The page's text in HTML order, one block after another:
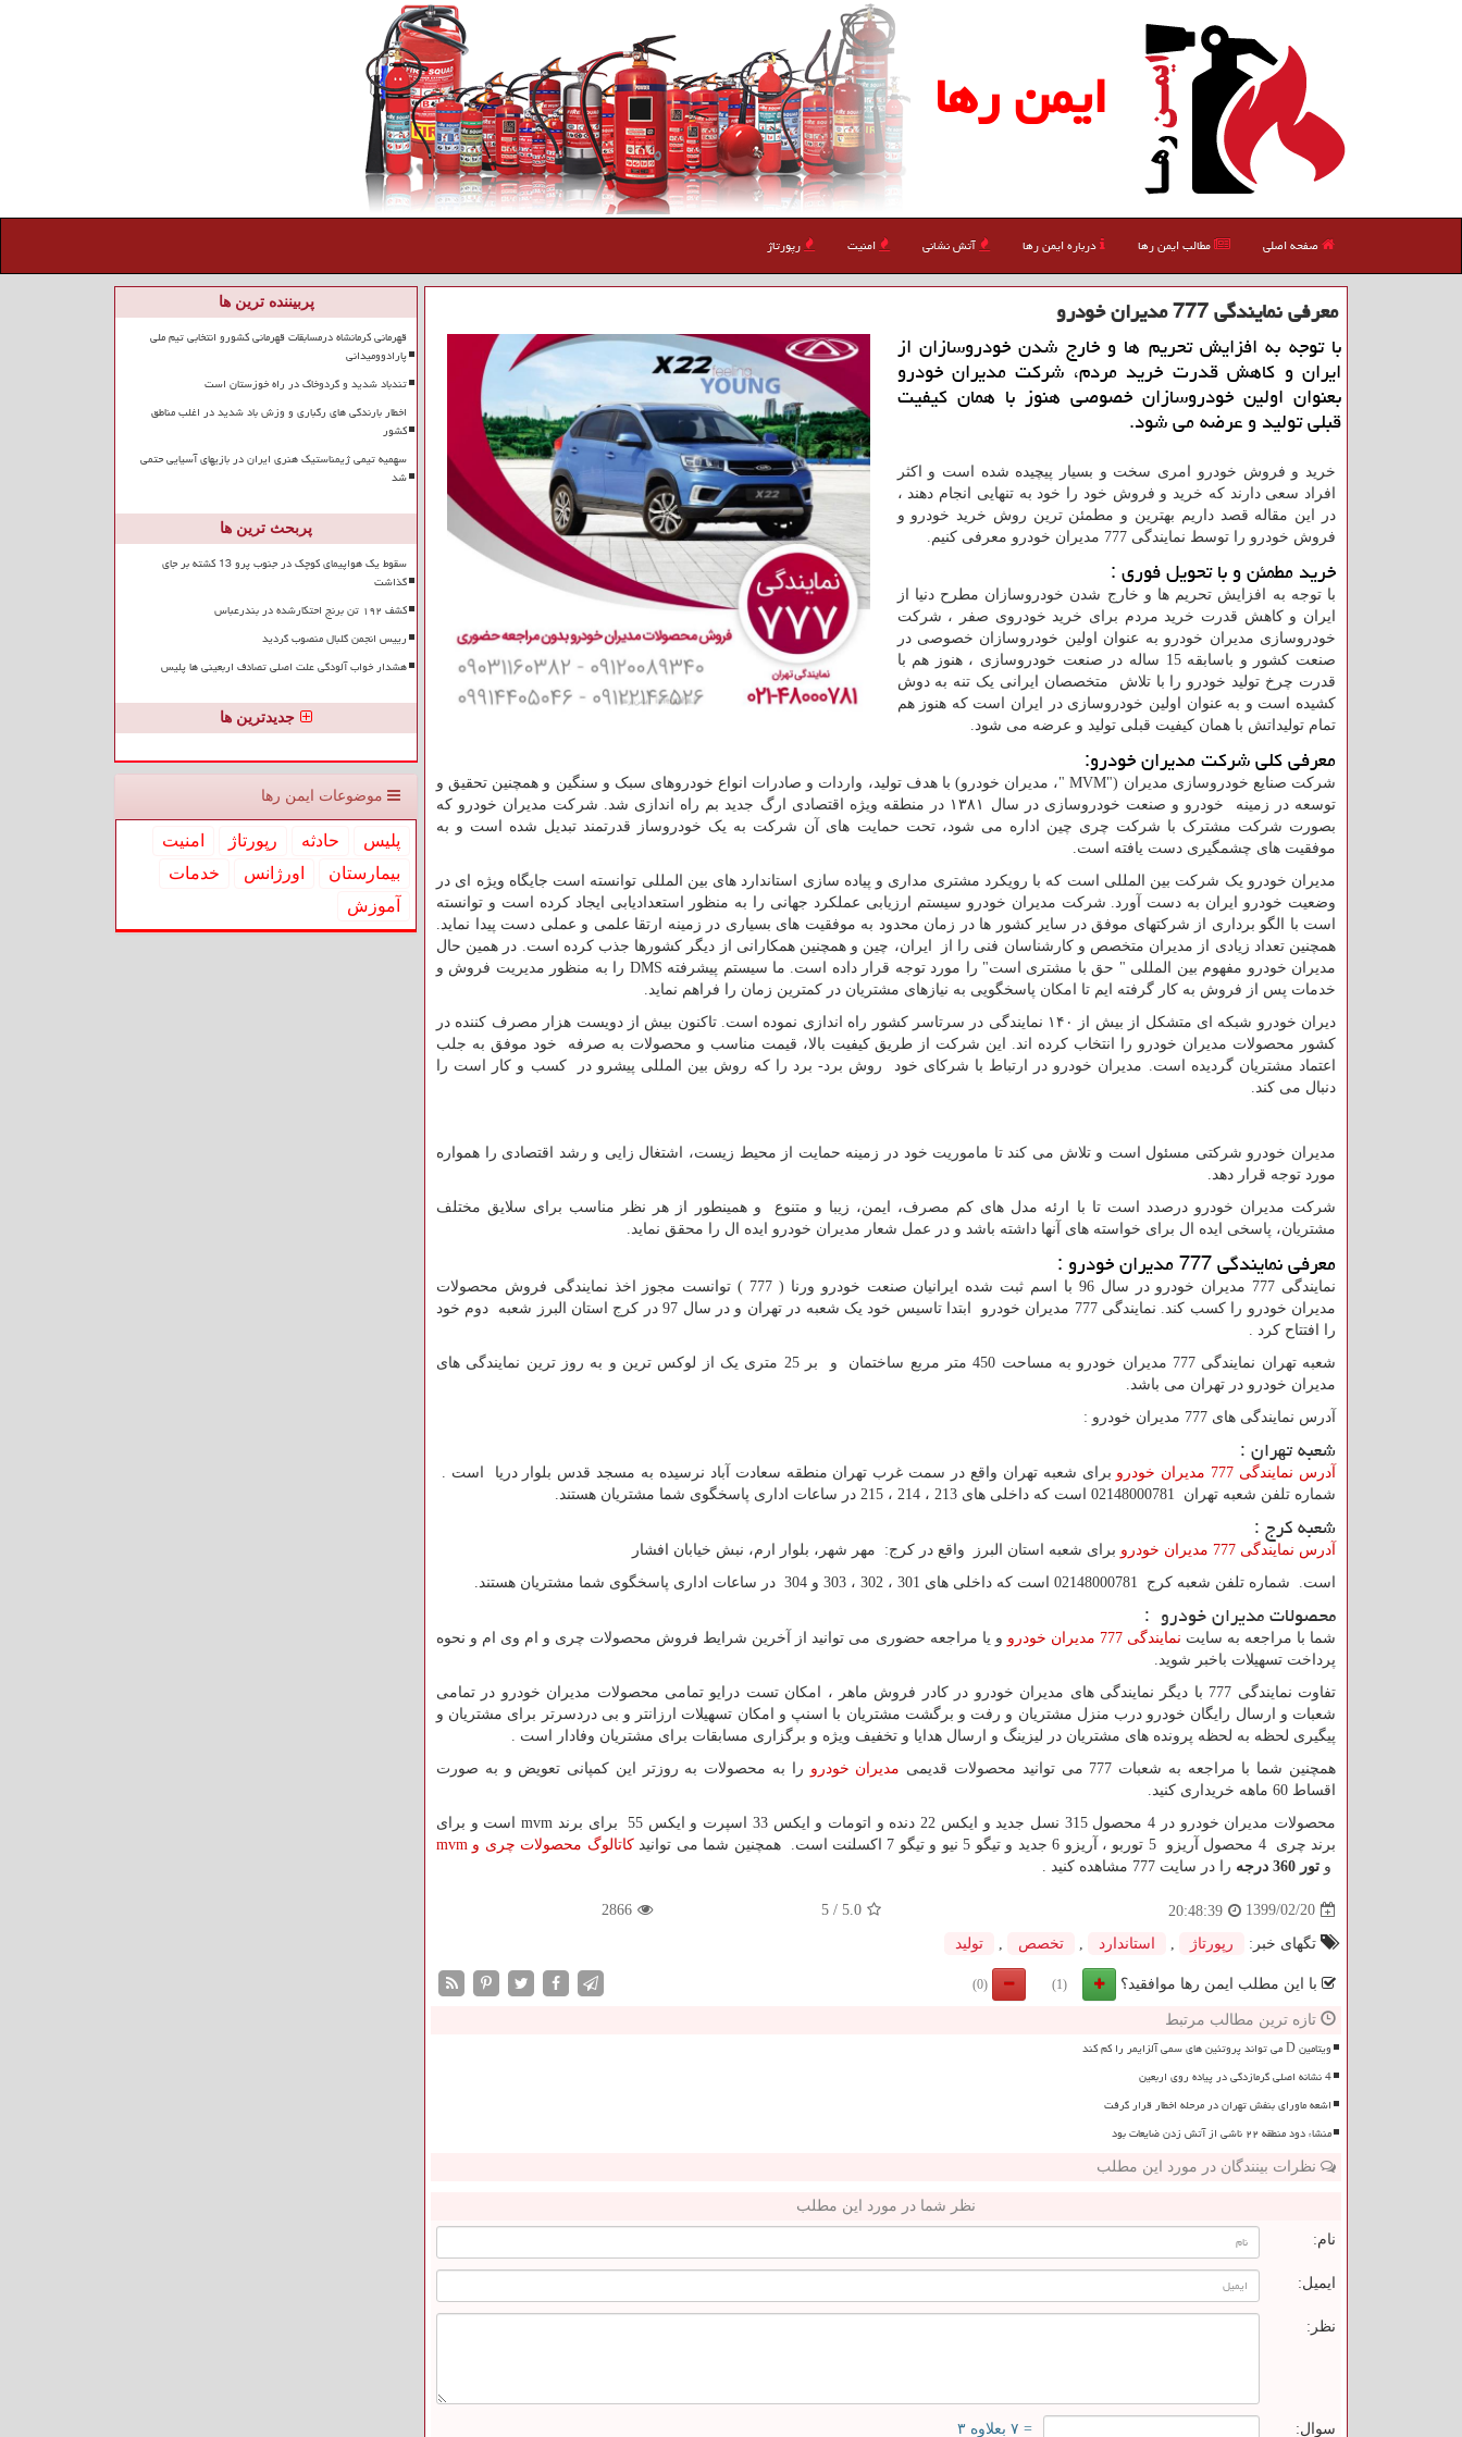
ایمن رها
صفحه اصلی مطالب ایمن رها درباره ایمن رها آتش نشانی امنیت رپورتاژ
معرفی نمایندگی 777 مدیران خودرو
با توجه به افزایش تحریم ها و خارج شدن خودروسازان از
ایران و كاهش قدرت خرید مردم، شركت مدیران خودرو
بعنوان اولین خودروسازان خصوصی هنوز با همان كیفیت
قبلی تولید و عرضه می شود.
خرید و فروش خودرو امری سخت و بسیار پیچیده شده است و اکثر
افراد سعی دارند که خرید و فروش خود را خود به تنهایی انجام دهند ،
در این مقاله قصد داریم بهترین و مطمئن ترین روش خرید خودرو و
فروش خودرو را توسط نمایندگی 777 مدیران خودرو معرفی کنیم.
خرید مطمئن و با تحویل فوری :
با توجه به افزایش تحریم ها و خارج شدن خودروسازان مطرح دنیا از
ایران و کاهش قدرت خرید مردم برای خرید خودروی صفر ، شرکت
خودروسازی مدیران خودرو به عنوان اولین خودروسازان خصوصی در
صنعت کشور و باسابقه 15 ساله در صنعت خودروسازی ، هنوز هم با
قدرت چرخ تولید خودرو را با تلاش متخصصان ایرانی یک تنه به دوش
کشیده است و به عنوان اولین خودروسازی در ایران است که هنوز هم
تمام تولیداتش با همان کیفیت قبلی تولید و عرضه می شود.
معرفی کلی شرکت مدیران خودرو:
شرکت صنایع خودروسازی مدیران ("MVM"، مدیران خودرو) با هدف تولید، واردات و صادرات انواع خودروهای سبک و سنگین و همچنین تحقیق و
توسعه در زمینه خودرو و صنعت خودروسازی در سال ۱۳۸۱ در منطقه ویژه اقتصادی ارگ جدید بم راه اندازی شد. شرکت مدیران خودرو که
بصورت شرکت مشترک با شرکت چری چین اداره می شود، تحت حمایت های آن شرکت به یک خودروساز قدرتمند تبدیل شده است و به
موفقیت های چشمگیری دست یافته است.
مدیران خودرو یک شرکت بین المللی است که با رویکرد مشتری مداری و پیاده سازی استاندارد های بین المللی توانسته است جایگاه ویژه ای در
وضعیت خودرو ایران به دست آورد. شرکت مدیران خودرو سیستم ارزیابی عملکرد جهانی را به منظور استعدادیابی ایجاد کرده است و توانسته
است با الگو برداری از شرکتهای موفق در سایر کشور ها در زمان محدود به موفقیت های بسیاری در زمینه ارتقا علمی و عملی دست پیدا نماید.
همچنین تعداد زیادی از مدیران متخصص و کارشناسان فنی را از ایران، چین و همچنین همکارانی از دیگر کشورها جذب کرده است. در همین حال
مدیران خودرو مفهوم بین المللی " حق با مشتری است" را مورد توجه قرار داده است. ما سیستم پیشرفته DMS را به منظور مدیریت فروش و
خدمات پس از فروش به کار گرفته ایم تا امکان پاسخگویی به نیازهای مشتریان در کمترین زمان را فراهم نماید.
دیران خودرو شبکه ای متشکل از بیش از ۱۴۰ نمایندگی در سرتاسر کشور راه اندازی نموده است. تاکنون بیش از دویست هزار مصرف کننده در
کشور محصولات مدیران خودرو را انتخاب کرده اند. این شرکت از طریق کیفیت بالا، قیمت مناسب و محصولات به صرفه خود موفق به جلب
اعتماد مشتریان گردیده است. مدیران خودرو در ارتباط با شرکای خود روش برد- برد را که روش بین المللی پیشرو در کسب و کار است را
دنبال می کند.
مدیران خودرو شرکتی مسئول است و تلاش می کند تا ماموریت خود در زمینه حمایت از محیط زیست، اشتغال زایی و رشد اقتصادی را همواره
مورد توجه قرار دهد.
شرکت مدیران خودرو درصدد است تا با ارئه مدل های کم مصرف، ایمن، زیبا و متنوع و همینطور از هر نظر مناسب برای سلایق مختلف
مشتریان، پاسخی ایده ال برای خواسته های آنها داشته باشد و در عمل شعار مدیران خودرو ایده ال را محقق نماید.
معرفی نمایندگی 777 مدیران خودرو :
نمایندگی 777 مدیران خودرو در سال 96 با اسم ثبت شده ایرانیان صنعت خودرو ورنا ( 777 ) توانست مجوز اخذ نمایندگی فروش محصولات
مدیران خودرو را کسب کند. نمایندگی 777 مدیران خودرو ابتدا تاسیس خود یک شعبه در تهران و در سال 97 در کرج استان البرز شعبه دوم خود
را افتتاح کرد .
شعبه تهران نمایندگی 777 مدیران خودرو به مساحت 450 متر مربع ساختمان و بر 25 متری یک از لوکس ترین و به روز ترین نمایندگی های
مدیران خودرو در تهران می باشد.
آدرس نمایندگی های 777 مدیران خودرو :
شعبه تهران :
آدرس نمایندگی 777 مدیران خودرو
برای شعبه تهران واقع در سمت غرب تهران منطقه سعادت آباد نرسیده به مسجد قدس بلوار دریا است .
شماره تلفن شعبه تهران 02148000781 است که داخلی های 213 ، 214 ، 215 در ساعات اداری پاسخگوی شما مشتریان هستند.
شعبه کرج :
آدرس نمایندگی 777 مدیران خودرو
برای شعبه استان البرز واقع در کرج: مهر شهر، بلوار ارم، نبش خیابان افشار
است. شماره تلفن شعبه کرج 02148000781 است که داخلی های 301 ، 302 ، 303 و 304 در ساعات اداری پاسخگوی شما مشتریان هستند.
محصولات مدیران خودرو :
شما با مراجعه به سایت نمایندگی 777 مدیران خودرو
و یا مراجعه حضوری می توانید از آخرین شرایط فروش محصولات چری و ام وی ام و نحوه
پرداخت تسهیلات باخبر شوید.
تفاوت نمایندگی 777 با دیگر نمایندگی های مدیران خودرو در کادر فروش ماهر ، امکان تست درایو تمامی محصولات مدیران خودرو در تمامی
شعبات و ارسال رایگان خودرو درب منزل مشتریان و رفت و برگشت مشتریان با اسنپ و امکان تسهیلات ارزانتر و بی دردسرتر برای مشتریان و
پیگیری لحظه به لحظه پرونده های مشتریان در لیزینگ و ارسال هدایا و تخفیف ویژه و برگزاری مسابقات برای مشتریان وفادار است .
همچنین شما با مراجعه به شعبات 777 می توانید محصولات قدیمی
مدیران خودرو را به محصولات به روزتر این کمپانی تعویض و به صورت
اقساط 60 ماهه خریداری کنید.
محصولات مدیران خودرو در 4 محصول 315 نسل جدید و ایکس 22 دنده و اتومات و ایکس 33 اسپرت و ایکس 55 برای برند
mvm
است و برای
برند چری 4 محصول آریزو 5 توربو ، آریزو 6 جدید و تیگو 5 نیو و تیگو 7 اکسلنت است.
همچنین شما می توانیدکاتالوگ محصولات چری و mvm
و تور 360 درجه را در سایت 777 مشاهده کنید .
1399/02/20
20:48:39
5.0
/
5
2866
تگهای خبر: رپورتاژ استاندارد تخصص تولید
با این مطلب ایمن رها موافقید؟ (1)
(0)
تازه ترین مطالب مرتبط
ویتامین D می تواند پروتئین های سمی آلزایمر را کم کند
4 نشانه اصلی گرمازدگی در پیاده روی اربعین
اشعه ماورای بنفش تهران در مرحله اخطار قرار گرفت
منشاء دود منطقه ۲۲ ناشی از آتش زدن ضایعات بود
نظرات بینندگان در مورد این مطلب
نظر شما در مورد این مطلب
نام:
ایمیل:
نظر:
سوال: = ۷ بعلاوه ۳
پربیننده ترین ها
قهرمانی کرمانشاه درمسابقات قهرمانی کشورو انتخابی تیم ملی
پارادوومیدانی
تندباد شدید و گردوخاک در راه خوزستان است
اخطار بارندگی های رگباری و وزش باد شدید در اغلب مناطق
کشور
سهمیه تیمی ژیمناستیک هنری ایران در بازیهای آسیایی حتمی
شد
پربحث ترین ها
سقوط یک هواپیمای کوچک در جنوب پرو 13 کشته بر جای
گذاشت
کشف ۱۹۲ تن برنج احتکارشده در بندرعباس
رییس انجمن گلبال منصوب گردید
هشدار خواب آلودگی علت اصلی تصادف اربعینی ها پلیس
جدیدترین ها
موضوعات ایمن رها
پلیس حادثه رپورتاژ
امنیت
بیمارستان
اورژانس
خدمات
آموزش